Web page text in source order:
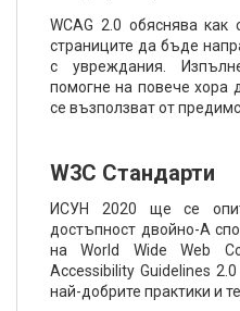
WCAG 2.0 обяснява
страниците да бъде
с увреждания.
помогне на повече хора
се възползват от
W3C Стандарти
ИСУН 2020 ще се
достъпност двойно-А
на World Wide Web
Accessibility Guidelines
най-добрите практики и